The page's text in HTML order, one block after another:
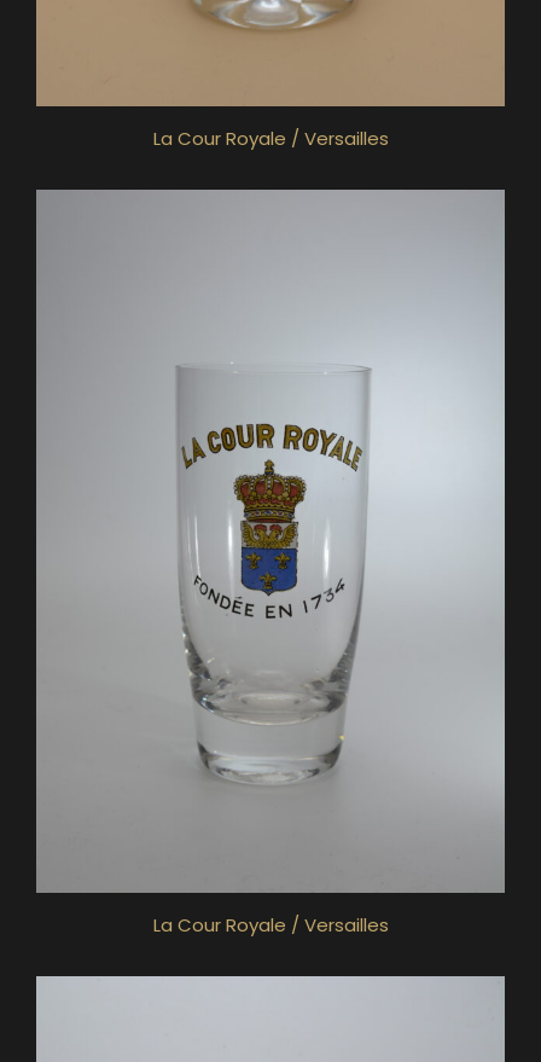
La Cour Royale / Versailles
La Cour Royale / Versailles